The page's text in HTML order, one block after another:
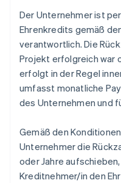
Der Unternehmer ist
Ehrenkredits gemäß
verantwortlich. Die
Projekt erfolgreich war
erfolgt in der Regel
umfasst monatliche
des Unternehmen und
Gemäß den
Unternehmer die
oder Jahre
Kreditnehmer/in den